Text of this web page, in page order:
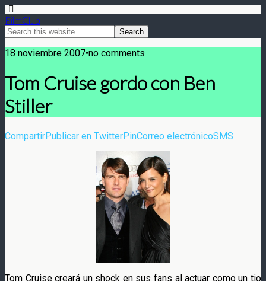
FilmClub
18 noviembre 2007•no comments
Tom Cruise gordo con Ben
Stiller
CompartirPublicar en TwitterPinCorreo electrónicoSMS
Tom Cruise creará un shock en sus fans al actuar como un tio